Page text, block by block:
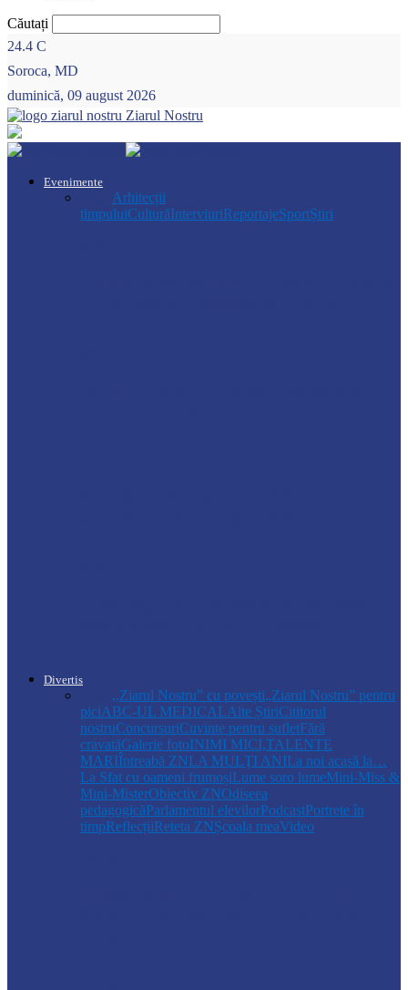
Căutați
24.4 C
Soroca, MD
duminică, 09 august 2026
Ziarul Nostru
Evenimente
Arhitecții
timpuluiCulturăInterviuriReportajeSportȘtiri
Divertis
,,Ziarul Nostru” cu povești„Ziarul Nostru” pentru
piciABC-UL MEDICALAlte ȘtiriCititorul
nostruConcursuriCuvinte pentru sufletFără
cravatăGalerie fotoINIMI MICI,TALENTE
MARIÎntreabă ZNLA MULŢI ANILa noi acasă la…
La Sfat cu oameni frumoșiLume soro lumeMini-Miss &
Mini-MisterObiectiv ZNOdiseea
pedagogicăParlamentul elevilorPodcastPortrete în
timpReflecțiiReteta ZNȘcoala meaVideo